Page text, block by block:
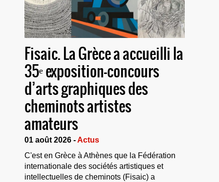
Fisaic. La Grèce a accueilli la
35ᵉ exposition-concours
d’arts graphiques des
cheminots artistes
amateurs
01 août 2026 -Actus
C'est en Grèce à Athènes que la Fédération
internationale des sociétés artistiques et
intellectuelles de cheminots (Fisaic) a